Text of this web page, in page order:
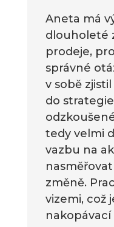
Aneta má
dlouholeté
prodeje,
správné
v sobě
do
tedy velmi
vazbu na
změně.
vizemi, což
nakopávací